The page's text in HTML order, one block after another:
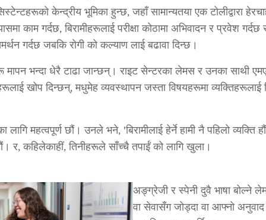
केन्द्रीय भूमिका हुन्छ, जहाँ सामान्यतया एक टोलीद्वारा
काम गर्दछ, बिरामीहरूलाई परीक्षा कोठामा अभिवादन र प्रवेश
गर्दछ जबकि रोगी को कल्याण लाई बढावा दिन्छ।
मापन भन्दा धेरै टाढा जान्छन्। राइट सेन्टरका लेमस र उनका साथी
खोप दिन्छन्, मधुमेह व्यवस्थापन जस्ता विषयहरूमा व्यक्तिहरूलाई
लागि महत्वपूर्ण छौं। उनले भने, 'बिरामीलाई हेर्ने हामी नै पहिलो
र, कहिलेकाहीं, तिनीहरूले साँच्चै तपाईं को लागि खुला।
अङ्ग्रेजी र स्पेनी दुवै भाषा बोल्ने
वा सेवासँग जोड्दा वा आफ्नो